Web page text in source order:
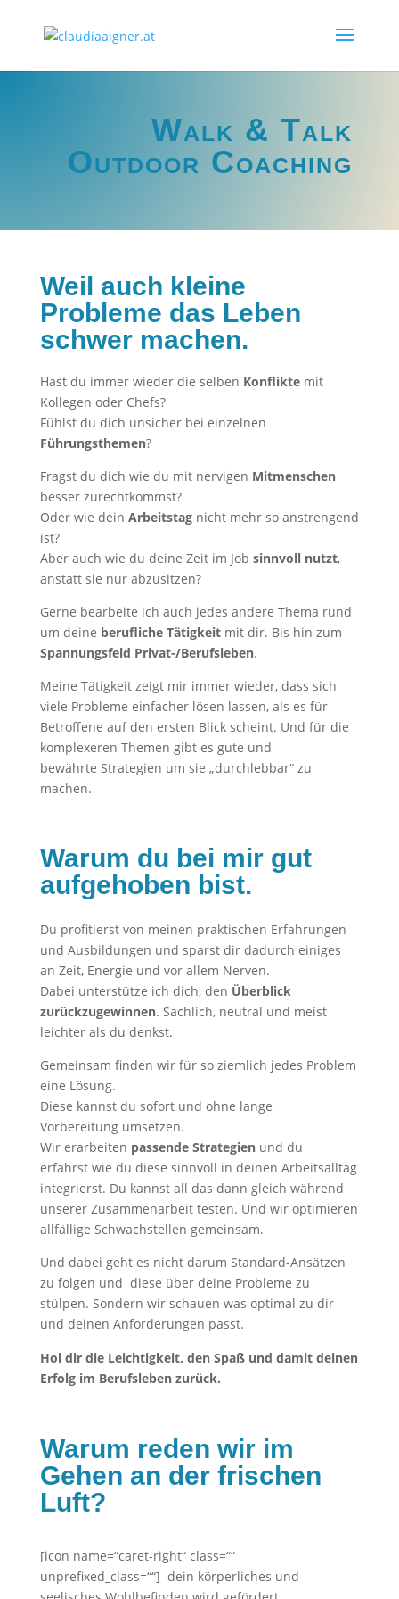
Walk & Talk
Outdoor Coaching
Weil auch kleine
Probleme das Leben
schwer machen.
Hast du immer wieder die selben Konfliktemit
Kollegen oder Chefs?
Fühlst du dich unsicher bei einzelnen
Führungsthemen?
Fragst du dich wie du mit nervigen Mitmenschen
besser zurechtkommst?
Oder wie dein Arbeitstagnicht mehr so anstrengend
ist?
Aber auch wie du deine Zeit im Job sinnvoll nutzt,
anstatt sie nur abzusitzen?
Gerne bearbeite ich auch jedes andere Thema rund
um deine berufliche Tätigkeitmit dir. Bis hin zum
Spannungsfeld Privat-/Berufsleben.
Meine Tätigkeit zeigt mir immer wieder, dass sich
viele Probleme einfacher lösen lassen, als es für
Betroffene auf den ersten Blick scheint. Und für die
komplexeren Themen gibt es gute und
bewährte Strategien um sie „durchlebbar“ zu
machen.
Warum du bei mir gut
aufgehoben bist.
Du profitierst von meinen praktischen Erfahrungen
und Ausbildungen und sparst dir dadurch einiges
an Zeit, Energie und vor allem Nerven.
Dabei unterstütze ich dich, den Überblick
zurückzugewinnen. Sachlich, neutral und meist
leichter als du denkst.
Gemeinsam finden wir für so ziemlich jedes Problem
eine Lösung.
Diese kannst du sofort und ohne lange
Vorbereitung umsetzen.
Wir erarbeiten passende Strategienund du
erfährst wie du diese sinnvoll in deinen Arbeitsalltag
integrierst. Du kannst all das dann gleich während
unserer Zusammenarbeit testen. Und wir optimieren
allfällige Schwachstellen gemeinsam.
Und dabei geht es nicht darum Standard-Ansätzen
zu folgen und diese über deine Probleme zu
stülpen. Sondern wir schauen was optimal zu dir
und deinen Anforderungen passt.
Hol dir die Leichtigkeit, den Spaß und damit deinen
Erfolg im Berufsleben zurück.
Warum reden wir im
Gehen an der frischen
Luft?
[icon name=“caret-right“ class=““
unprefixed_class=““] dein körperliches und